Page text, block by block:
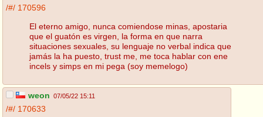
/#/ 170596
El eterno amigo, nunca comiendose minas, apostaria
que el guatón es virgen, la forma en que narra
situaciones sexuales, su lenguaje no verbal indica que
jamás la ha puesto, trust me, me toca hablar con ene
incels y simps en mi pega (soy memelogo)
weon 07/05/22 15:11
/#/ 170633